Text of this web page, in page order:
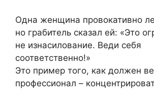
Одна женщина провокативно
но грабитель сказал ей: «Это
не изнасилование. Веди себя
соответственно!»
Это пример того, как должен
профессионал –